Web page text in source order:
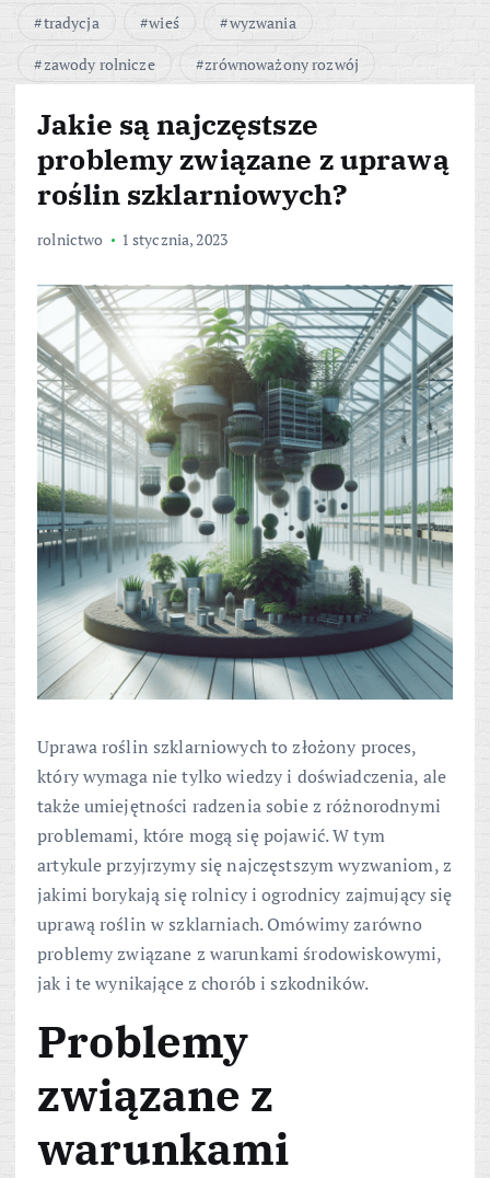
tradycja
wieś
wyzwania
zawody rolnicze
zrównoważony rozwój
Jakie są najczęstsze
problemy związane z uprawą
roślin szklarniowych?
rolnictwo 1 stycznia, 2023
Uprawa roślin szklarniowych to złożony proces,
który wymaga nie tylko wiedzy i doświadczenia, ale
także umiejętności radzenia sobie z różnorodnymi
problemami, które mogą się pojawić. W tym
artykule przyjrzymy się najczęstszym wyzwaniom, z
jakimi borykają się rolnicy i ogrodnicy zajmujący się
uprawą roślin w szklarniach. Omówimy zarówno
problemy związane z warunkami środowiskowymi,
jak i te wynikające z chorób i szkodników.
Problemy
związane z
warunkami